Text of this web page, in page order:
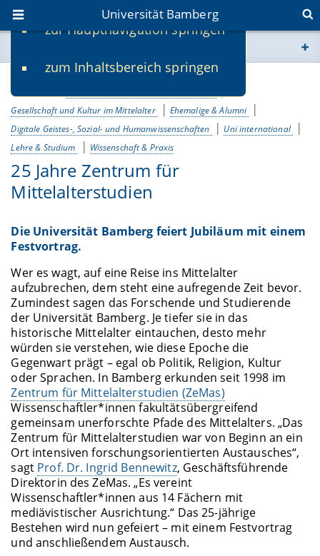
zur Hauptnavigation springen
zum Inhaltsbereich springen
Universität Bamberg
www.uni-bamberg.de
univis.uni-bamberg.de
fis.uni-bamberg.de
03.02.2023
Gesellschaft und Kultur im Mittelalter
Ehemalige & Alumni
Digitale Geistes-, Sozial- und Humanwissenschaften
Uni international
Lehre & Studium
Wissenschaft & Praxis
25 Jahre Zentrum für
Mittelalterstudien
Die Universität Bamberg feiert Jubiläum mit einem
Festvortrag.
Wer es wagt, auf eine Reise ins Mittelalter
aufzubrechen, dem steht eine aufregende Zeit bevor.
Zumindest sagen das Forschende und Studierende
der Universität Bamberg. Je tiefer sie in das
historische Mittelalter eintauchen, desto mehr
würden sie verstehen, wie diese Epoche die
Gegenwart prägt – egal ob Politik, Religion, Kultur
oder Sprachen. In Bamberg erkunden seit 1998 im
Zentrum für Mittelalterstudien (ZeMas)
Wissenschaftler*innen fakultätsübergreifend
gemeinsam unerforschte Pfade des Mittelalters. „Das
Zentrum für Mittelalterstudien war von Beginn an ein
Ort intensiven forschungsorientierten Austausches“,
sagt Prof. Dr. Ingrid Bennewitz, Geschäftsführende
Direktorin des ZeMas. „Es vereint
Wissenschaftler*innen aus 14 Fächern mit
mediävistischer Ausrichtung.“ Das 25-jährige
Bestehen wird nun gefeiert – mit einem Festvortrag
und anschließendem Austausch.